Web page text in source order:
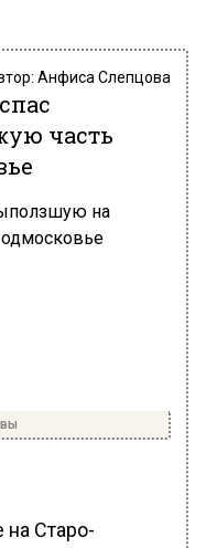
Анфиса Слепцова
часть
на Старо-